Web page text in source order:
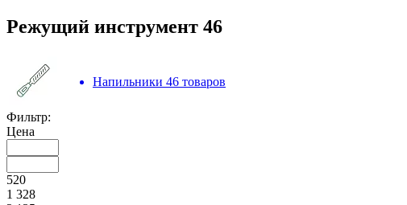
Режущий инструмент 46
Напильники 46 товаров
Фильтр:
Цена
520
1 328